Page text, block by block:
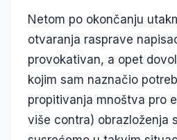
Netom po okončanju
otvaranja rasprave
provokativan, a opet
kojim sam naznačio
propitivanja mnoštva pro
više contra) obrazloženja